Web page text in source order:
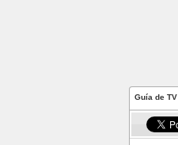
Guía de TV